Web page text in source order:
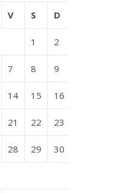
V S D
1 2
7 8 9
14 15 16
21 22 23
28 29 30